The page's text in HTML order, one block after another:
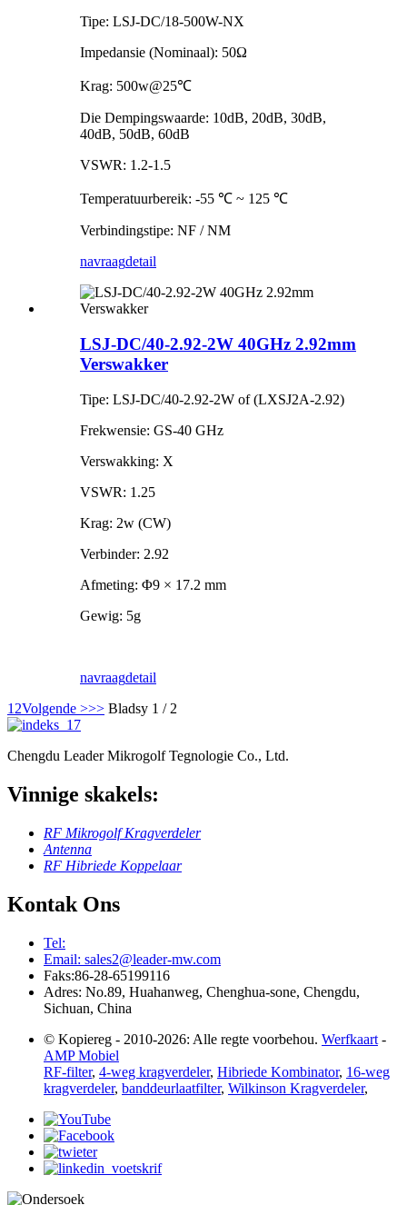
Tipe: LSJ-DC/18-500W-NX
Impedansie (Nominaal): 50Ω
Krag: 500w@25℃
Die Dempingswaarde: 10dB, 20dB, 30dB,
40dB, 50dB, 60dB
VSWR: 1.2-1.5
Temperatuurbereik: -55 ℃ ~ 125 ℃
Verbindingstipe: NF / NM
navraagdetail
LSJ-DC/40-2.92-2W 40GHz 2.92mm
Verswakker
Tipe: LSJ-DC/40-2.92-2W of (LXSJ2A-2.92)
Frekwensie: GS-40 GHz
Verswakking: X
VSWR: 1.25
Krag: 2w (CW)
Verbinder: 2.92
Afmeting: Φ9 × 17.2 mm
Gewig: 5g
navraagdetail
1 2Volgende >>> Bladsy 1 / 2
Chengdu Leader Mikrogolf Tegnologie Co., Ltd.
Vinnige skakels:
RF Mikrogolf Kragverdeler
Antenna
RF Hibriede Koppelaar
Kontak Ons
Tel:
Email: sales2@leader-mw.com
Faks:86-28-65199116
Adres: No.89, Huahanweg, Chenghua-sone, Chengdu,
Sichuan, China
© Kopiereg - 2010-2026: Alle regte voorbehou. Werfkaart -
AMP Mobiel
RF-filter, 4-weg kragverdeler, Hibriede Kombinator, 16-weg
kragverdeler, banddeurlaatfilter, Wilkinson Kragverdeler,